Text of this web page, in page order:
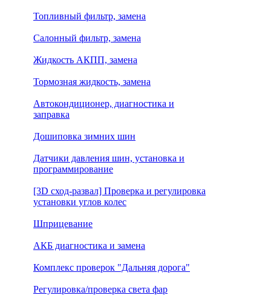
Топливный фильтр, замена
Салонный фильтр, замена
Жидкость АКПП, замена
Тормозная жидкость, замена
Автокондиционер, диагностика и
заправка
Дошиповка зимних шин
Датчики давления шин, установка и
программирование
[3D сход-развал] Проверка и регулировка
установки углов колес
Шприцевание
АКБ диагностика и замена
Комплекс проверок "Дальняя дорога"
Регулировка/проверка света фар